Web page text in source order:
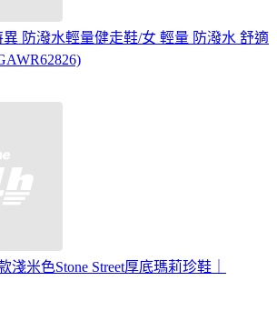
異 防潑水輕量健走鞋/女 輕量 防潑水 舒適
淺米色Stone Street厚底瑪莉珍鞋｜